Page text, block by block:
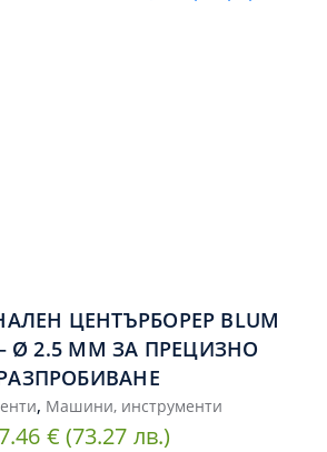
ЦЕНТЪРБОРЕР BLUM
Ø 2.5 ММ ЗА ПРЕЦИЗНО
, Машини, инструменти
€ (73.27 лв.)